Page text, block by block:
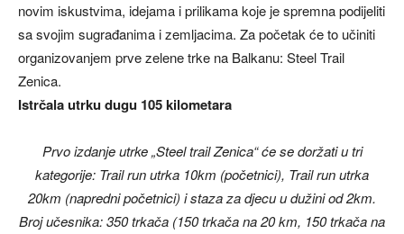
novim iskustvima, idejama i prilikama koje je spremna podijeliti
sa svojim sugrađanima i zemljacima. Za početak će to učiniti
organizovanjem prve zelene trke na Balkanu: Steel Trail
Zenica.
Istrčala utrku dugu 105 kilometara
Prvo izdanje utrke „Steel trail Zenica“ će se doržati u tri
kategorije: Trail run utrka 10km (početnici), Trail run utrka
20km (napredni početnici) i staza za djecu u dužini od 2km.
Broj učesnika: 350 trkača (150 trkača na 20 km, 150 trkača na